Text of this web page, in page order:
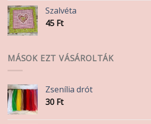
Szalvéta
45 Ft
MÁSOK EZT VÁSÁROLTÁK
Zsenília drót
30 Ft